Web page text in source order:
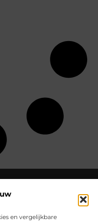
en vergelijkbare
wonderen van het